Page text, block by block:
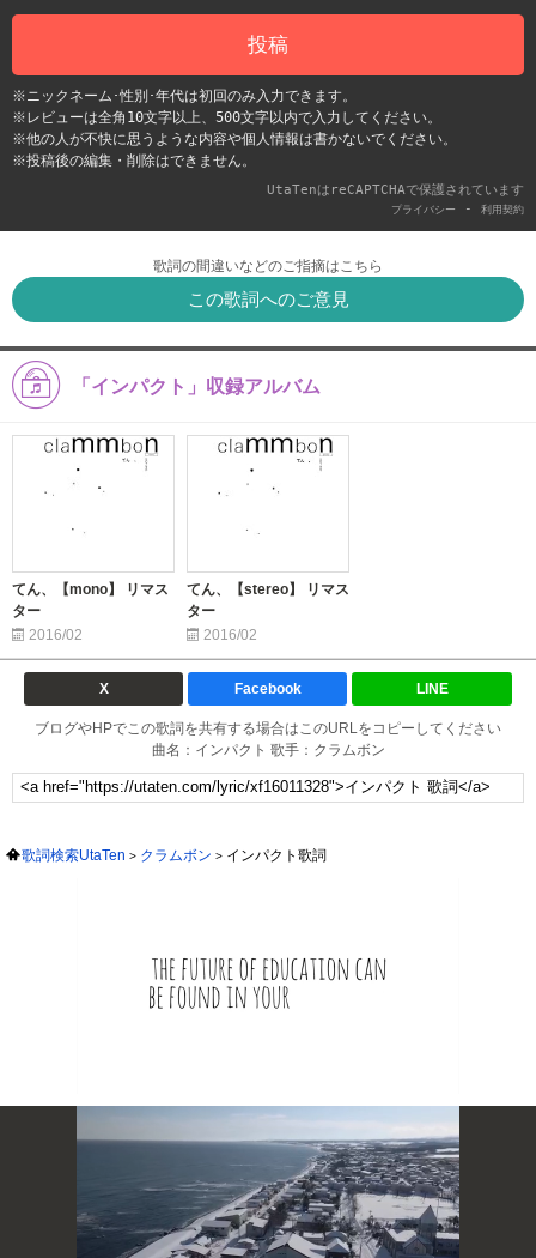
投稿
※ニックネーム･性別･年代は初回のみ入力できます。
※レビューは全角10文字以上、500文字以内で入力してください。
※他の人が不快に思うような内容や個人情報は書かないでください。
※投稿後の編集・削除はできません。
UtaTenはreCAPTCHAで保護されています
プライバシー - 利用契約
歌詞の間違いなどのご指摘はこちら
この歌詞へのご意見
「インパクト」収録アルバム
てん、【mono】 リマス
ター
2016/02
てん、【stereo】 リマス
ター
2016/02
X Facebook LINE
ブログやHPでこの歌詞を共有する場合はこのURLをコピーしてください
曲名：インパクト 歌手：クラムボン
歌詞検索UtaTen クラムボン インパクト歌詞